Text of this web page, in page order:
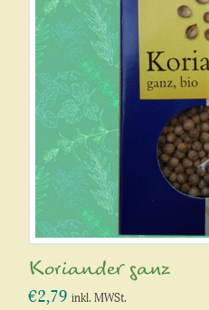
Koriander ganz
€2,79 inkl. MWSt.